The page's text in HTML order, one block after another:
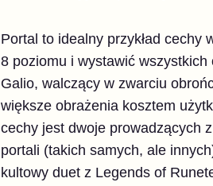
Portal to idealny przykład cechy
8 poziomu i wystawić
Galio, walczący w zwarciu
większe obrażenia kosztem
cechy jest dwoje prowadzących
portali (takich samych, ale
kultowy duet z Legends of